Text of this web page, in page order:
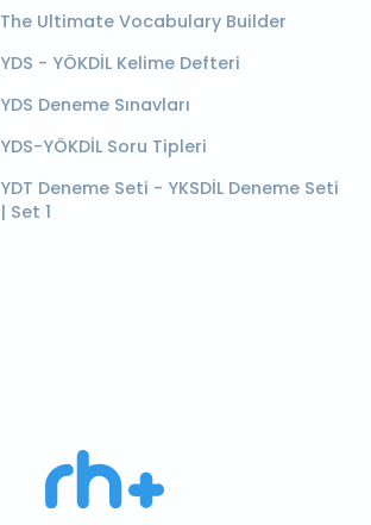
The Ultimate Vocabulary Builder
YDS - YÖKDİL Kelime Defteri
YDS Deneme Sınavları
YDS-YÖKDİL Soru Tipleri
YDT Deneme Seti - YKSDİL Deneme Seti
| Set 1